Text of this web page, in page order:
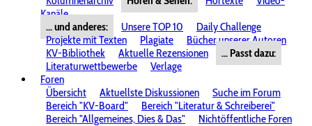
Kanäle
... und anderes:
Unsere TOP 10
Daily Challenge
Projekte mit Texten
Plagiate
Bücher unserer Autoren
KV-Bibliothek
Aktuelle Rezensionen
... Passt dazu:
Literaturwettbewerbe
Verlage
Foren
Übersicht
Aktuellste Diskussionen
Suche im Forum
Bereich "KV-Board"
Bereich "Literatur & Schreiberei"
Bereich "Allgemeines, Dies & Das"
Nichtöffentliche Foren